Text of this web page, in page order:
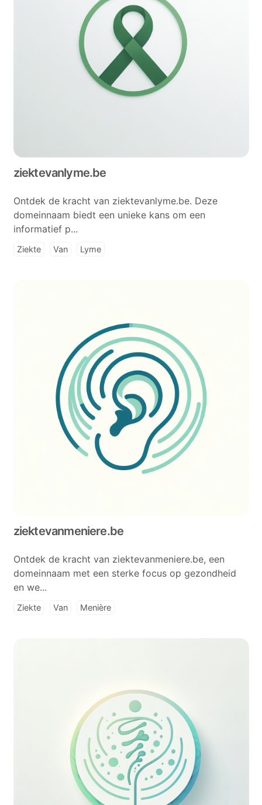
ziektevanlyme.be
Ontdek de kracht van ziektevanlyme.be. Deze
domeinnaam biedt een unieke kans om een
informatief p...
Ziekte Van Lyme
ziektevanmeniere.be
Ontdek de kracht van ziektevanmeniere.be, een
domeinnaam met een sterke focus op gezondheid
en we...
Ziekte Van Menière